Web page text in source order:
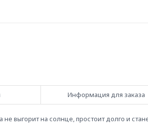
Информация для заказа
выгорит на солнце, простоит долго и